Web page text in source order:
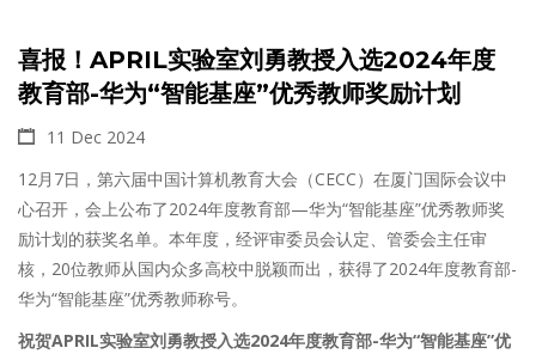
喜报！APRIL实验室刘勇教授入选2024年度
教育部-华为“智能基座”优秀教师奖励计划
11 Dec 2024
12月7日，第六届中国计算机教育大会（CECC）在厦门国际会议中
心召开，会上公布了2024年度教育部—华为“智能基座”优秀教师奖
励计划的获奖名单。本年度，经评审委员会认定、管委会主任审
核，20位教师从国内众多高校中脱颖而出，获得了2024年度教育部-
华为“智能基座”优秀教师称号。
祝贺APRIL实验室刘勇教授入选2024年度教育部-华为“智能基座”优